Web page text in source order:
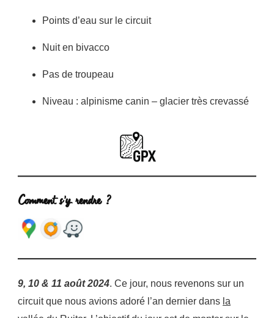
Points d’eau sur le circuit
Nuit en bivacco
Pas de troupeau
Niveau : alpinisme canin – glacier très crevassé
Comment s’y rendre ?
9, 10 & 11 août 2024. Ce jour, nous revenons sur un
circuit que nous avions adoré l’an dernier dans la